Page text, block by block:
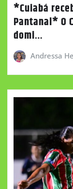
*Cuiabá
Pantanal* O
domi…
Andressa